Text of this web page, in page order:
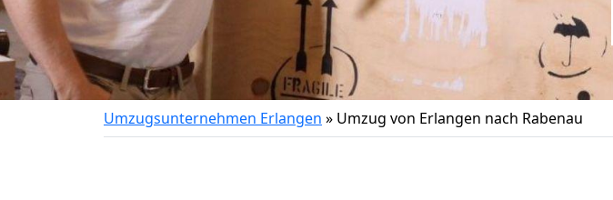
Umzugsunternehmen Erlangen » Umzug von Erlangen nach Rabenau